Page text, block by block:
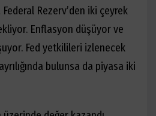
Rezerv’den iki çeyrek
Enflasyon düşüyor ve
Fed yetkilileri izlenecek
bulunsa da piyasa iki